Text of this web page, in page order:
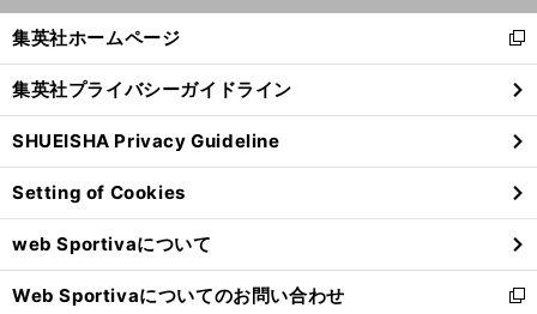
「
暑
」
駅
.
.
.
」
閉
る
集英社ホームページ
新
し
い
ウ
ィ
ン
ド
ウ
で
開
く
集英社プライバシーガイドライン
SHUEISHA Privacy Guideline
Setting of Cookies
web Sportivaについて
Web Sportivaについてのお問い合わせ
新